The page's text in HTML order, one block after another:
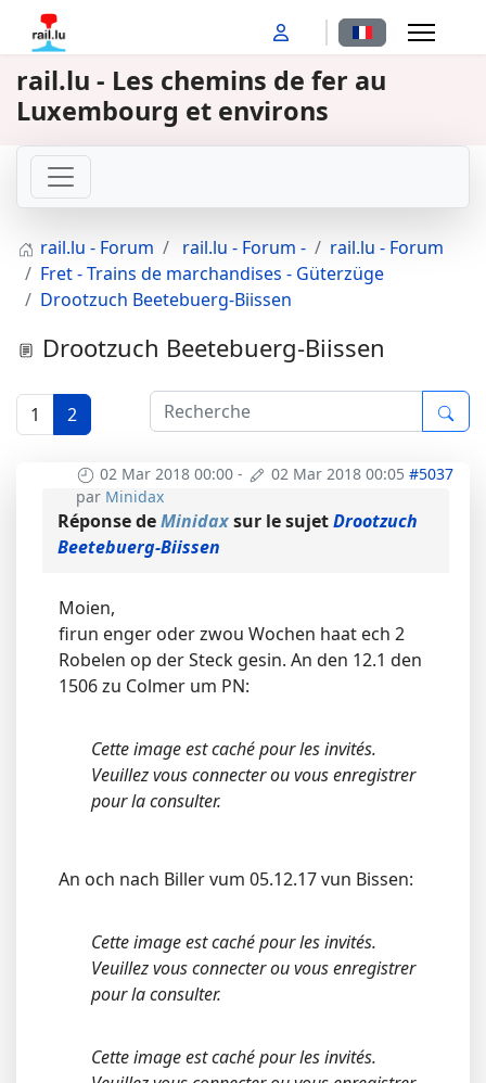
Sélectionnez
rail.lu - Les chemins de fer au
Luxembourg et environs
rail.lu - Forum rail.lu - Forum -
rail.lu - Forum
Fret - Trains de marchandises - Güterzüge
Drootzuch Beetebuerg-Biissen
Drootzuch Beetebuerg-Biissen
1 2
02 Mar 2018 00:00 - 02 Mar 2018 00:05 #5037
par Minidax
Réponse deMinidaxsur le sujetDrootzuch
Beetebuerg-Biissen
Moien,
firun enger oder zwou Wochen haat ech 2
Robelen op der Steck gesin. An den 12.1 den
1506 zu Colmer um PN:
Cette image est caché pour les invités.
Veuillez vous connecter ou vous enregistrer
pour la consulter.
An och nach Biller vum 05.12.17 vun Bissen:
Cette image est caché pour les invités.
Veuillez vous connecter ou vous enregistrer
pour la consulter.
Cette image est caché pour les invités.